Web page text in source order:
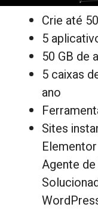
Crie até
5
50 GB de
5 caixas
ano
Sites
Agente